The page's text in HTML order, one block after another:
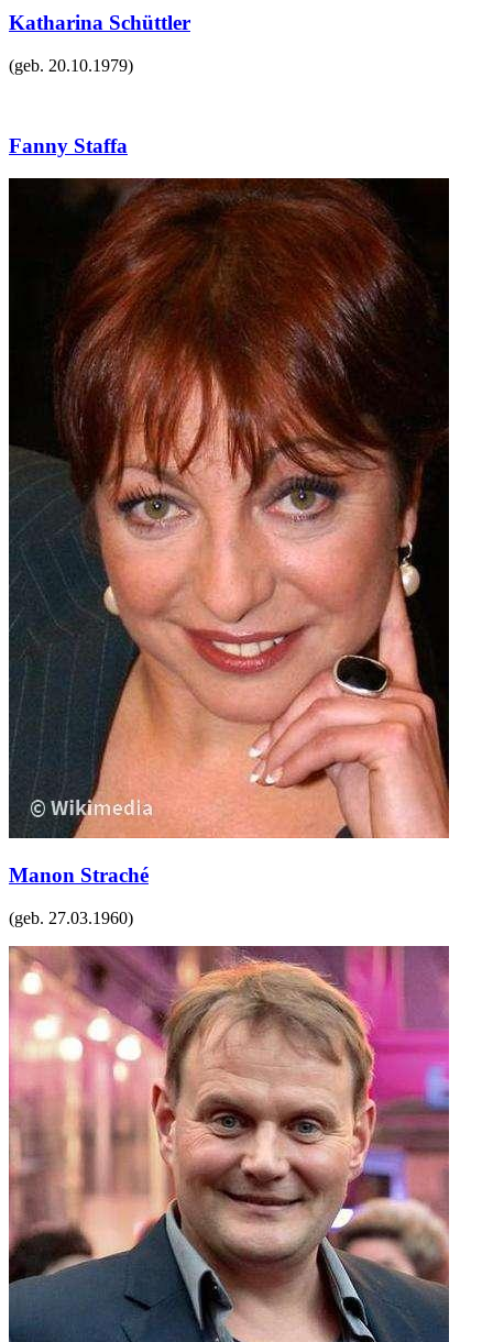
Katharina Schüttler
(geb. 20.10.1979)
Fanny Staffa
Manon Straché
(geb. 27.03.1960)